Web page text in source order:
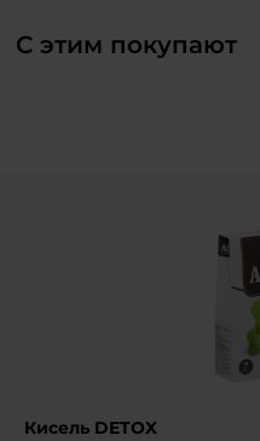
С этим покупают
Кисель DETOX